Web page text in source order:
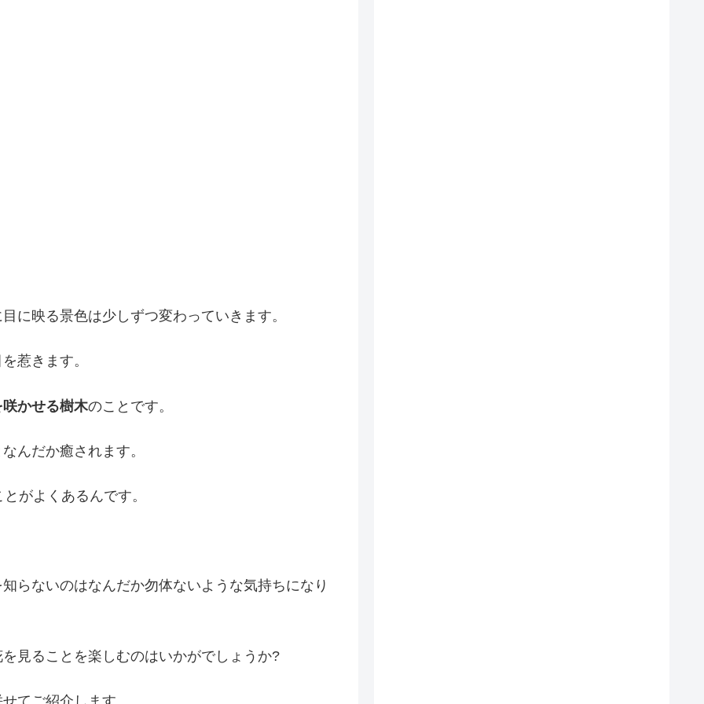
に映る景色は少しずつ変わっていきます。
惹きます。
かせる樹木のことです。
んだか癒されます。
がよくあるんです。
らないのはなんだか勿体ないような気持ちになり
見ることを楽しむのはいかがでしょうか?
てご紹介します。